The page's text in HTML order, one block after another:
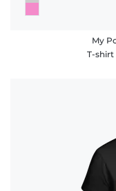
My
T-shirt